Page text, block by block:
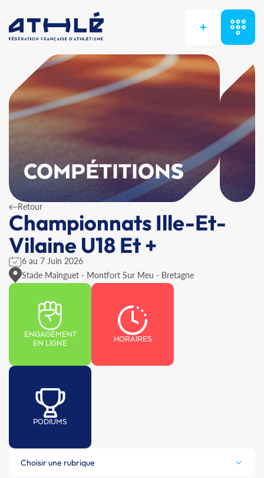
+
COMPÉTITIONS
Retour
Championnats Ille-Et-
Vilaine U18 Et +
6 au 7 Juin 2026
Stade Mainguet - Montfort Sur Meu - Bretagne
ENGAGEMENT
EN LIGNE
HORAIRES
PODIUMS
Choisir une rubrique